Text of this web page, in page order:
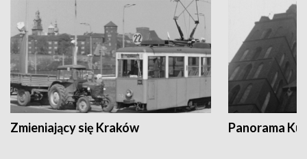
Zmieniający się Kraków Panorama